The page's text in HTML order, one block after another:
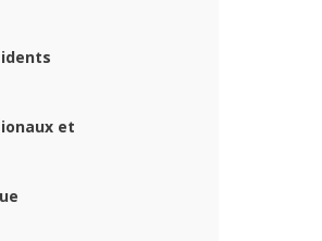
et